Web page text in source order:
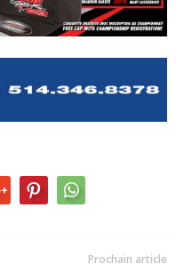
Prochain article